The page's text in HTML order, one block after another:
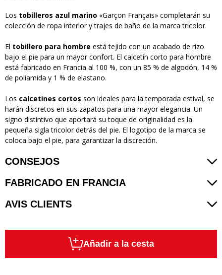
Los tobilleros azul marino «Garçon Français» completarán su
colección de ropa interior y trajes de baño de la marca tricolor.
El tobillero para hombre está tejido con un acabado de rizo
bajo el pie para un mayor confort. El calcetín corto para hombre
está fabricado en Francia al 100 %, con un 85 % de algodón, 14 %
de poliamida y 1 % de elastano.
Los calcetines cortos son ideales para la temporada estival, se
harán discretos en sus zapatos para una mayor elegancia. Un
signo distintivo que aportará su toque de originalidad es la
pequeña sigla tricolor detrás del pie. El logotipo de la marca se
coloca bajo el pie, para garantizar la discreción.
CONSEJOS
FABRICADO EN FRANCIA
AVIS CLIENTS
Añadir a la cesta